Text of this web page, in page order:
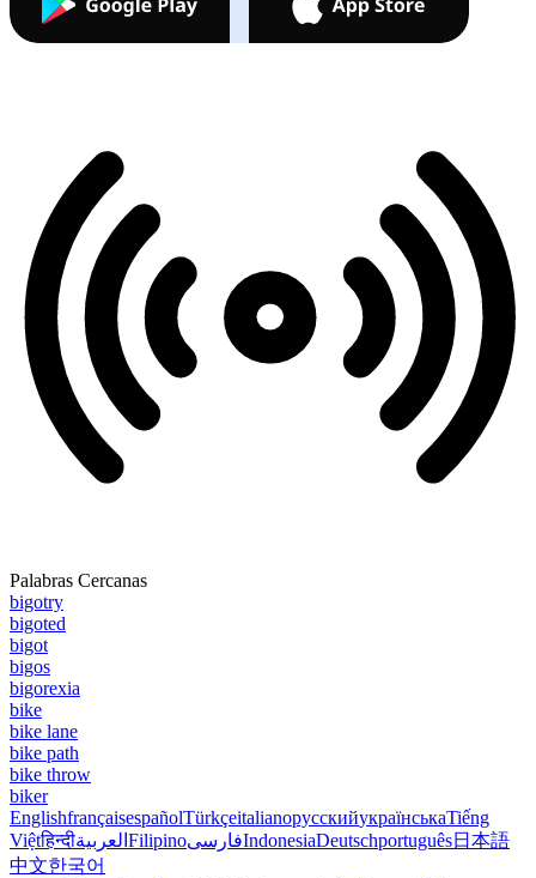
Palabras Cercanas
bigotry
bigoted
bigot
bigos
bigorexia
bike
bike lane
bike path
bike throw
biker
EnglishfrançaisespañolTürkçeitalianoрусскийукраїнськаTiếng
Việtहिन्दीالعربية FilipinoفارسیIndonesiaDeutschportuguês日本語
中文한국어